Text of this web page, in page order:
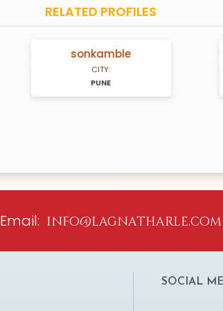
RELATED PROFILES
N/A Years oldsonkamble
CITY:
PUNE
Email: info@lagnatharle.com
SOCIAL